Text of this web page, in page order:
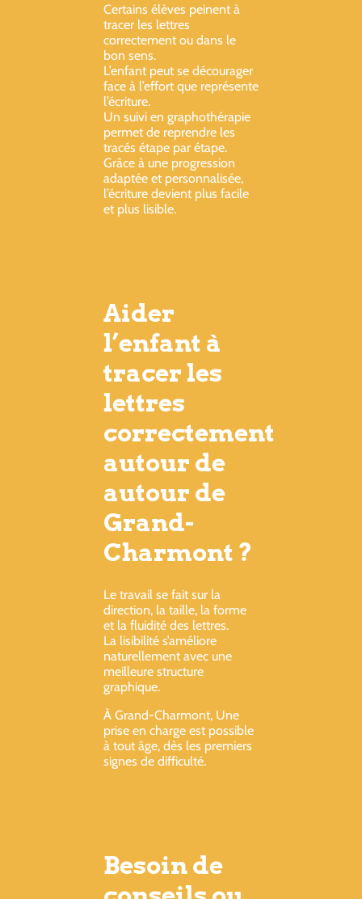
Certains élèves peinent à
tracer les lettres
correctement ou dans le
bon sens.
L’enfant peut se décourager
face à l’effort que représente
l’écriture.
Un suivi en graphothérapie
permet de reprendre les
tracés étape par étape.
Grâce à une progression
adaptée et personnalisée,
l’écriture devient plus facile
et plus lisible.
Aider
l’enfant à
tracer les
lettres
correctement
autour de
autour de
Grand-
Charmont ?
Le travail se fait sur la
direction, la taille, la forme
et la fluidité des lettres.
La lisibilité s’améliore
naturellement avec une
meilleure structure
graphique.
À Grand-Charmont, Une
prise en charge est possible
à tout âge, dès les premiers
signes de difficulté.
Besoin de